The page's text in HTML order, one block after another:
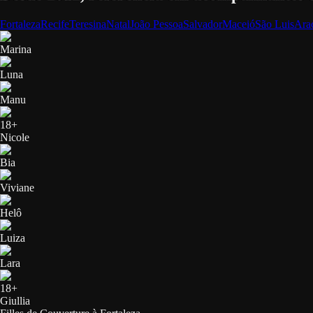
FortalezaRecifeTeresinaNatalJoão PessoaSalvadorMaceióSão Luis
Marina
Luna
Manu
18+
Nicole
Bia
Viviane
Helô
Luiza
Lara
18+
Giullia